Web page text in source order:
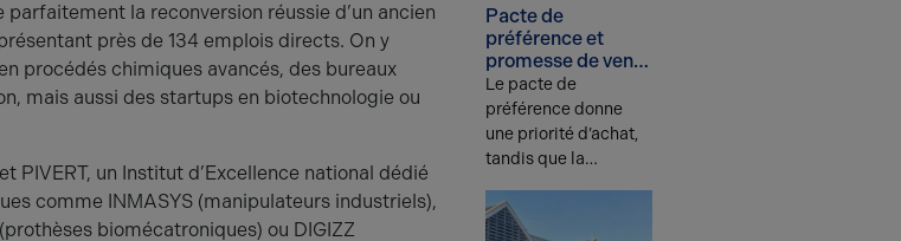
la reconversion réussie d’un ancien
près de 134 emplois directs. On y
procédés chimiques avancés, des bureaux
mais aussi des startups en biotechnologie ou
un Institut d’Excellence national dédié
comme INMASYS (manipulateurs industriels),
biomécatroniques) ou DIGIZZ
Pacte de
préférence et
promesse de vente
: quelles
différences ?
Le pacte de
préférence donne
une priorité d’achat,
tandis que la
de vente engage le
propriétaire à vendre